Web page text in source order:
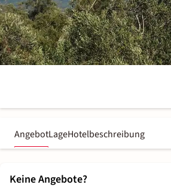
AngebotLageHotelbeschreibung
Keine Angebote?